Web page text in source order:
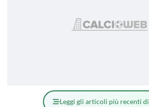
Leggi gli articoli più recenti di